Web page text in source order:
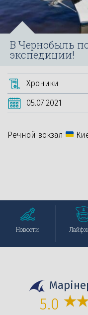
В Чернобыль
экспедиции!
Хроники
05.07.2021
Речной вокзал
Новости
Перейти
5.0